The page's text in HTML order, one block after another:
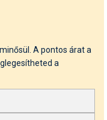
A pontos árat a
a